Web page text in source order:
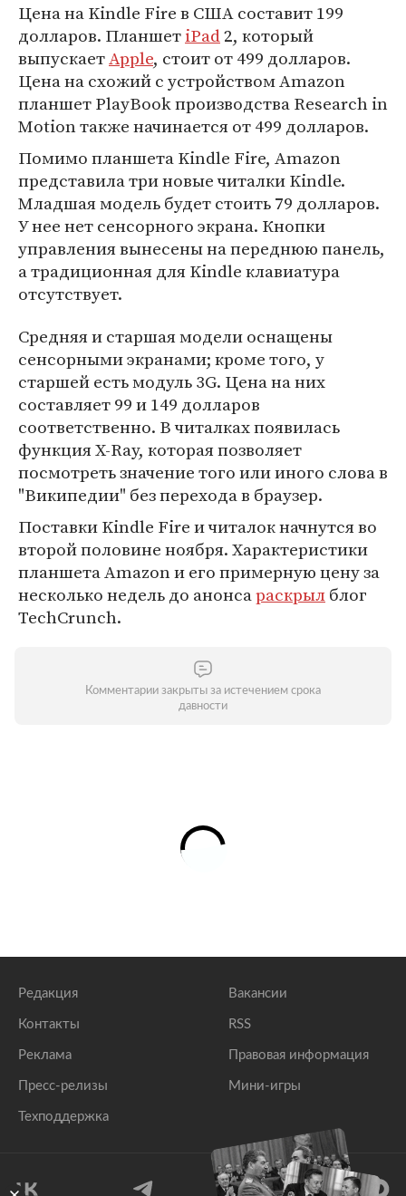
Цена на Kindle Fire в США составит 199
долларов. ПланшетiPad2, который
выпускаетApple, стоит от 499 долларов.
Цена на схожий с устройством Amazon
планшет PlayBook производства Research in
Motion также начинается от 499 долларов.
Помимо планшета Kindle Fire, Amazon
представила три новые читалки Kindle.
Младшая модель будет стоить 79 долларов.
У нее нет сенсорного экрана. Кнопки
управления вынесены на переднюю панель,
а традиционная для Kindle клавиатура
отсутствует.
Средняя и старшая модели оснащены
сенсорными экранами; кроме того, у
старшей есть модуль 3G. Цена на них
составляет 99 и 149 долларов
соответственно. В читалках появилась
функция X-Ray, которая позволяет
посмотреть значение того или иного слова в
"Википедии" без перехода в браузер.
Поставки Kindle Fire и читалок начнутся во
второй половине ноября. Характеристики
планшета Amazon и его примерную цену за
несколько недель до анонсараскрылблог
TechCrunch.
Комментарии закрыты за истечением срока
давности
Редакция
Контакты
Реклама
Пресс-релизы
Техподдержка
Вакансии
RSS
Правовая информация
Мини-игры